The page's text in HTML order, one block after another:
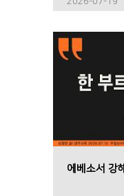
에베소서 강